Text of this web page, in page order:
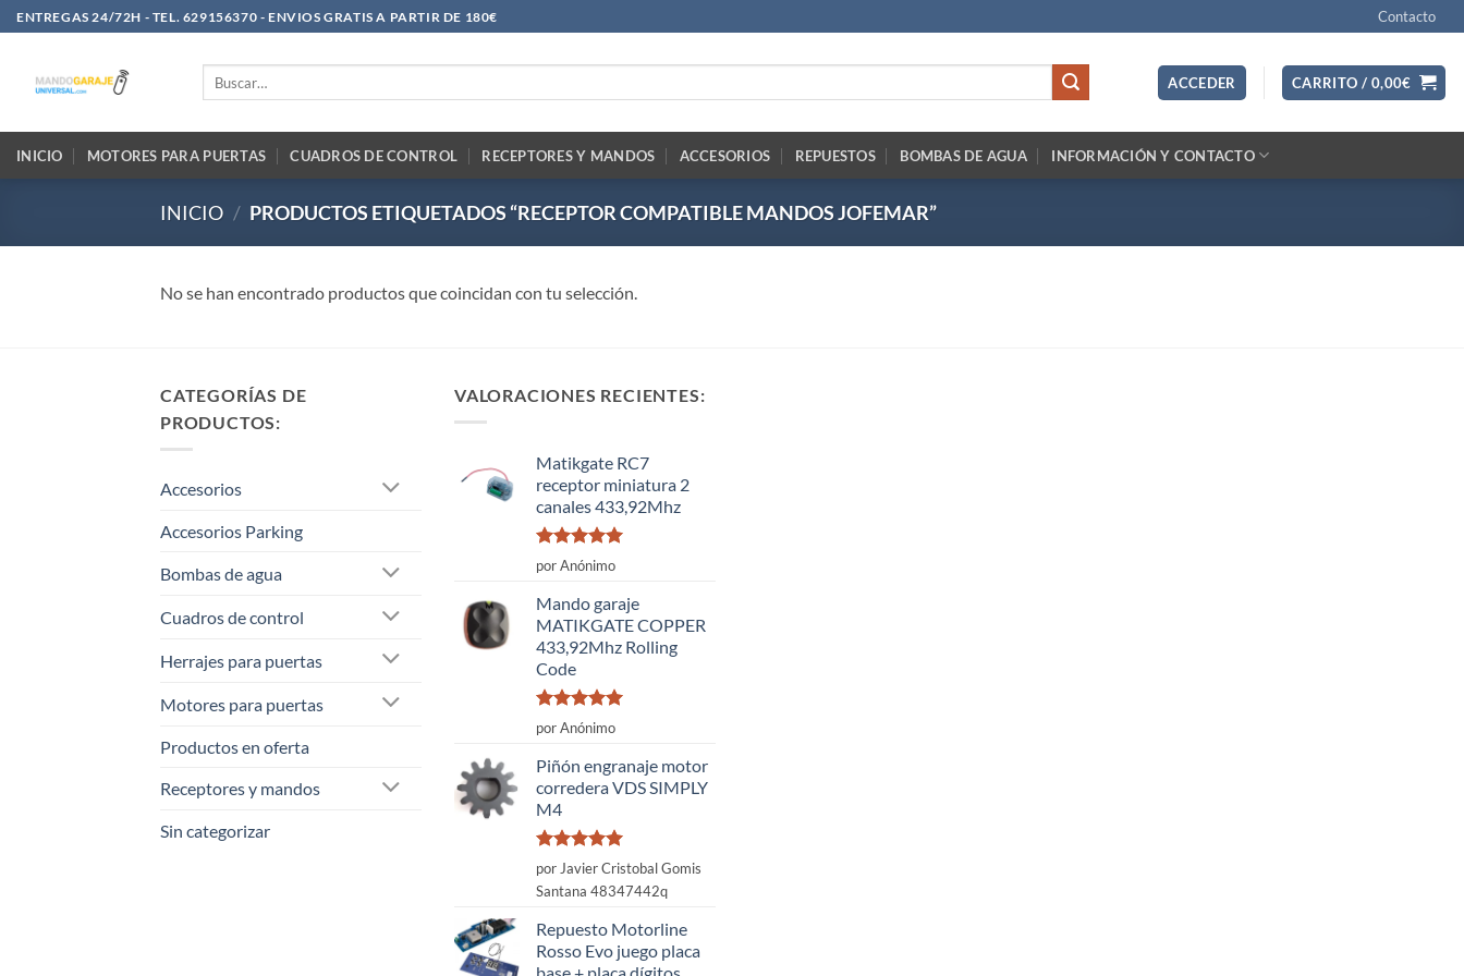
Saltar
al
ENTREGAS 24/72H - TEL. 629156370 - ENVIOS GRATIS A PARTIR DE 180€ Contacto
ACCEDER CARRITO / 0,00€
INICIO MOTORES PARA PUERTAS CUADROS DE CONTROL RECEPTORES Y MANDOS ACCESORIOS REPUESTOS BOMBAS DE AGUA INFORMACIÓN Y CONTACTO
INICIO / PRODUCTOS ETIQUETADOS “RECEPTOR COMPATIBLE MANDOS JOFEMAR”
No se han encontrado productos que coincidan con tu selección.
CATEGORÍAS DE
PRODUCTOS:
Accesorios
Accesorios Parking
Bombas de agua
Cuadros de control
Herrajes para puertas
Motores para puertas
Productos en oferta
Receptores y mandos
Sin categorizar
VALORACIONES RECIENTES:
Matikgate RC7
receptor miniatura 2
canales 433,92Mhz
Valorado
con
por Anónimo
Mando garaje
MATIKGATE COPPER
433,92Mhz Rolling
Code
Valorado
con
por Anónimo
Piñón engranaje motor
corredera VDS SIMPLY
M4
Valorado
con
por Javier Cristobal Gomis
Santana 48347442q
Repuesto Motorline
Rosso Evo juego placa
base + placa dígitos